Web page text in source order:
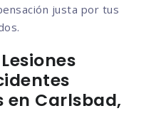
justa por tus
Carlsbad,